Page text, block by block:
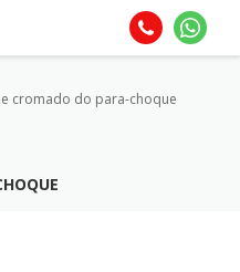
cromado do para-choque